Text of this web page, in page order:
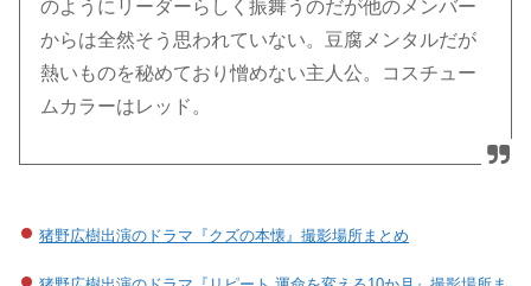
のようにリーダーらしく振舞うのだが他のメンバー
からは全然そう思われていない。豆腐メンタルだが
熱いものを秘めており憎めない主人公。コスチュー
ムカラーはレッド。
猪野広樹出演のドラマ『クズの本懐』撮影場所まとめ